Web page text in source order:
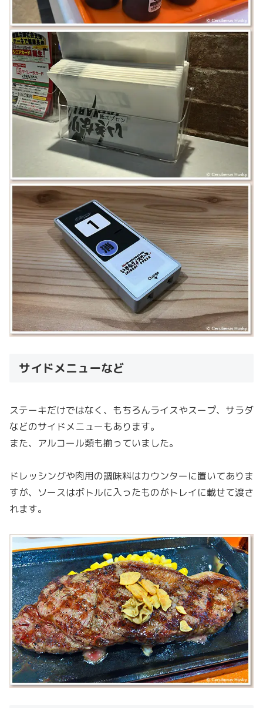
サイドメニューなど
ステーキだけではなく、もちろんライスやスープ、サラダ
などのサイドメニューもあります。
また、アルコール類も揃っていました。
ドレッシングや肉用の調味料はカウンターに置いてありま
すが、ソースはボトルに入ったものがトレイに載せて渡さ
れます。